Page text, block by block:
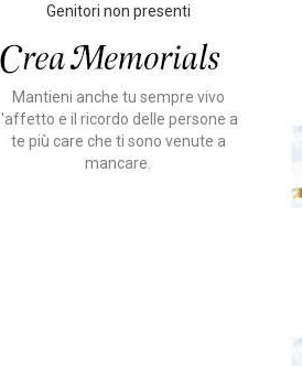
Genitori non presenti
Mantieni anche tu sempre vivo
l'affetto e il ricordo delle persone a
te più care che ti sono venute a
mancare.